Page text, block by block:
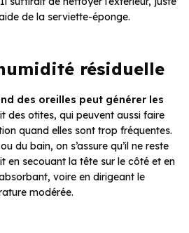
de la serviette-éponge.
résiduelle
des oreilles peut générer les
des otites, qui peuvent aussi faire
quand elles sont trop fréquentes.
du bain, on s’assure qu’il ne reste
en secouant la tête sur le côté et en
voire en dirigeant le
modérée.